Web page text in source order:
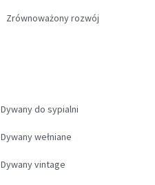
Zrównoważony rozwój
Dywany do sypialni
Dywany wełniane
Dywany vintage